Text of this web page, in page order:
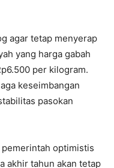
agar tetap menyerap
yang harga gabah
per kilogram.
keseimbangan
pasokan
optimistis
akhir tahun akan tetap